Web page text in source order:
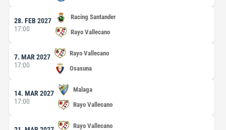
28. FEB 2027
17:00
Racing Santander
Rayo Vallecano
7. MAR 2027
17:00
Rayo Vallecano
Osasuna
14. MAR 2027
17:00
Malaga
Rayo Vallecano
Rayo Vallecano